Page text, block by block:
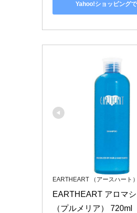
Yahoo!ショッピング
EARTHEART （アースハート）
EARTHEART アロマ
（プルメリア） 720ml